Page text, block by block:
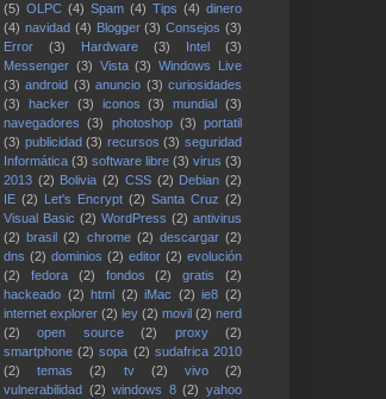
(5) OLPC (4) Spam (4) Tips (4) dinero
(4) navidad (4) Blogger (3) Consejos (3)
Error
(3) Hardware (3) Intel
(3)
Messenger (3) Vista (3)
Windows Live
(3) android (3) anuncio (3) curiosidades
(3)
hacker (3) iconos (3) mundial
(3)
navegadores
(3) photoshop (3) portatil
(3) publicidad (3) recursos (3) seguridad
Informática (3) software libre (3) virus (3)
2013 (2) Bolivia (2) CSS (2) Debian (2)
IE (2) Let's Encrypt (2) Santa Cruz (2)
Visual Basic (2) WordPress (2) antivirus
(2) brasil (2) chrome (2) descargar (2)
dns (2) dominios (2) editor (2) evolución
(2)
fedora (2) fondos (2) gratis
(2)
hackeado (2) html (2) iMac (2) ie8 (2)
internet explorer (2) ley (2) movil (2) nerd
(2)
open source (2) proxy
(2)
smartphone (2) sopa (2) sudafrica 2010
(2)
temas (2) tv (2) vivo
(2)
vulnerabilidad (2) windows 8 (2) yahoo